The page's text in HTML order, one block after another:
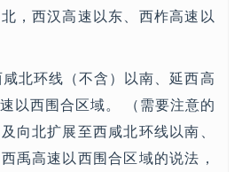
，西汉高速以东、西柞高速以
咸北环线（不含）以南、延西高
以西围合区域。 （需要注意的
向北扩展至西咸北环线以南、
禹高速以西围合区域的说法，